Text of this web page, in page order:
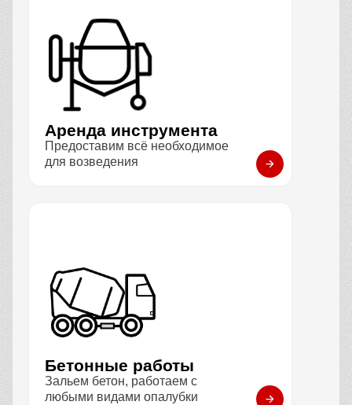
Аренда инструмента
Предоставим всё необходимое
для возведения
Бетонные работы
Зальем бетон, работаем с
любыми видами опалубки